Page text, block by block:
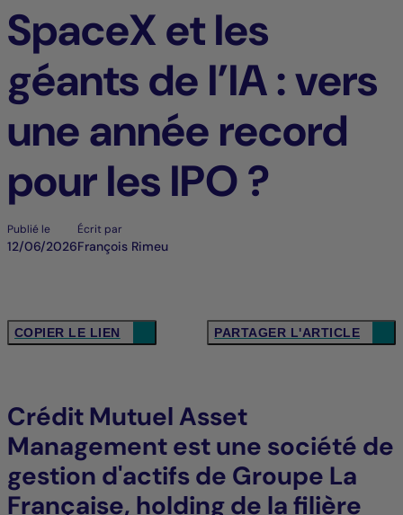
SpaceX et les
géants de l’IA : vers
une année record
pour les IPO ?
Publié le
12/06/2026
Écrit par
François Rimeu
COPIER LE LIEN PARTAGER L'ARTICLE
Crédit Mutuel Asset
Management est une société de
gestion d'actifs de Groupe La
Française, holding de la filière